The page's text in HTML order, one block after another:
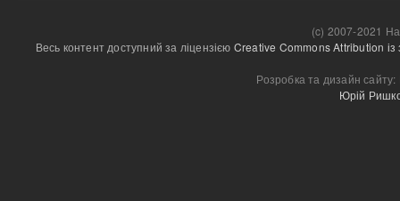
(c) 2007-2021
Весь контент доступний за ліцензією Creative Commons Attribution
Розробка та дизайн сайту:
Юрій